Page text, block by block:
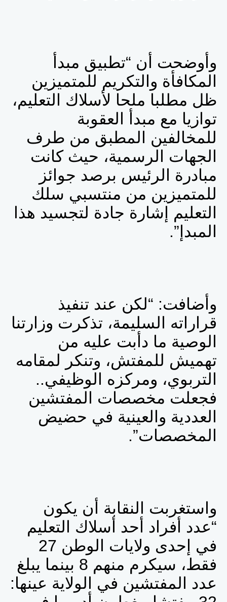
وأوضحت أن “تطبيق مبدأ
المكافأة والتكريم للمتميزين
ظل مطلبا ملحا لأسلاك التعليم،
توازيا مع مبدأ العقوبة
للمخالفين المطبق من طرف
الجهات الرسمية، حيث كانت
مبادرة الرئيس برصد جوائز
للمتميزين من منتسبي سلك
التعليم إشارة جادة لتجسيد هذا
المبدإ”.
وأضافت: “لكن عند تنفيذ
قراراته السليمة، تذكرت وزارتنا
الوصية ما دأبت عليه من
تهميش للمفتش، وتنكر لمقامه
التربوي، ومركزه الوظيفي..
فجعلت مخصصات المفتشين
العددية والعينية في حضيض
المخصصات”.
واستغربت النقابة أن يكون
“عدد أفراد أحد أسلاك التعليم
في إحدى ولايات الوطن 27
فقط، سيكرم منهم 8 بينما يبلغ
عدد المفتشين في الولاية عينها: